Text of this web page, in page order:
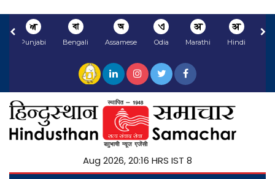
अ
Hindi
अ
Marathi
ଏ
Odia
অ
Assamese
বা
Bengali
ਅ
Punjabi
8 Aug 2026, 20:16 HRS IST